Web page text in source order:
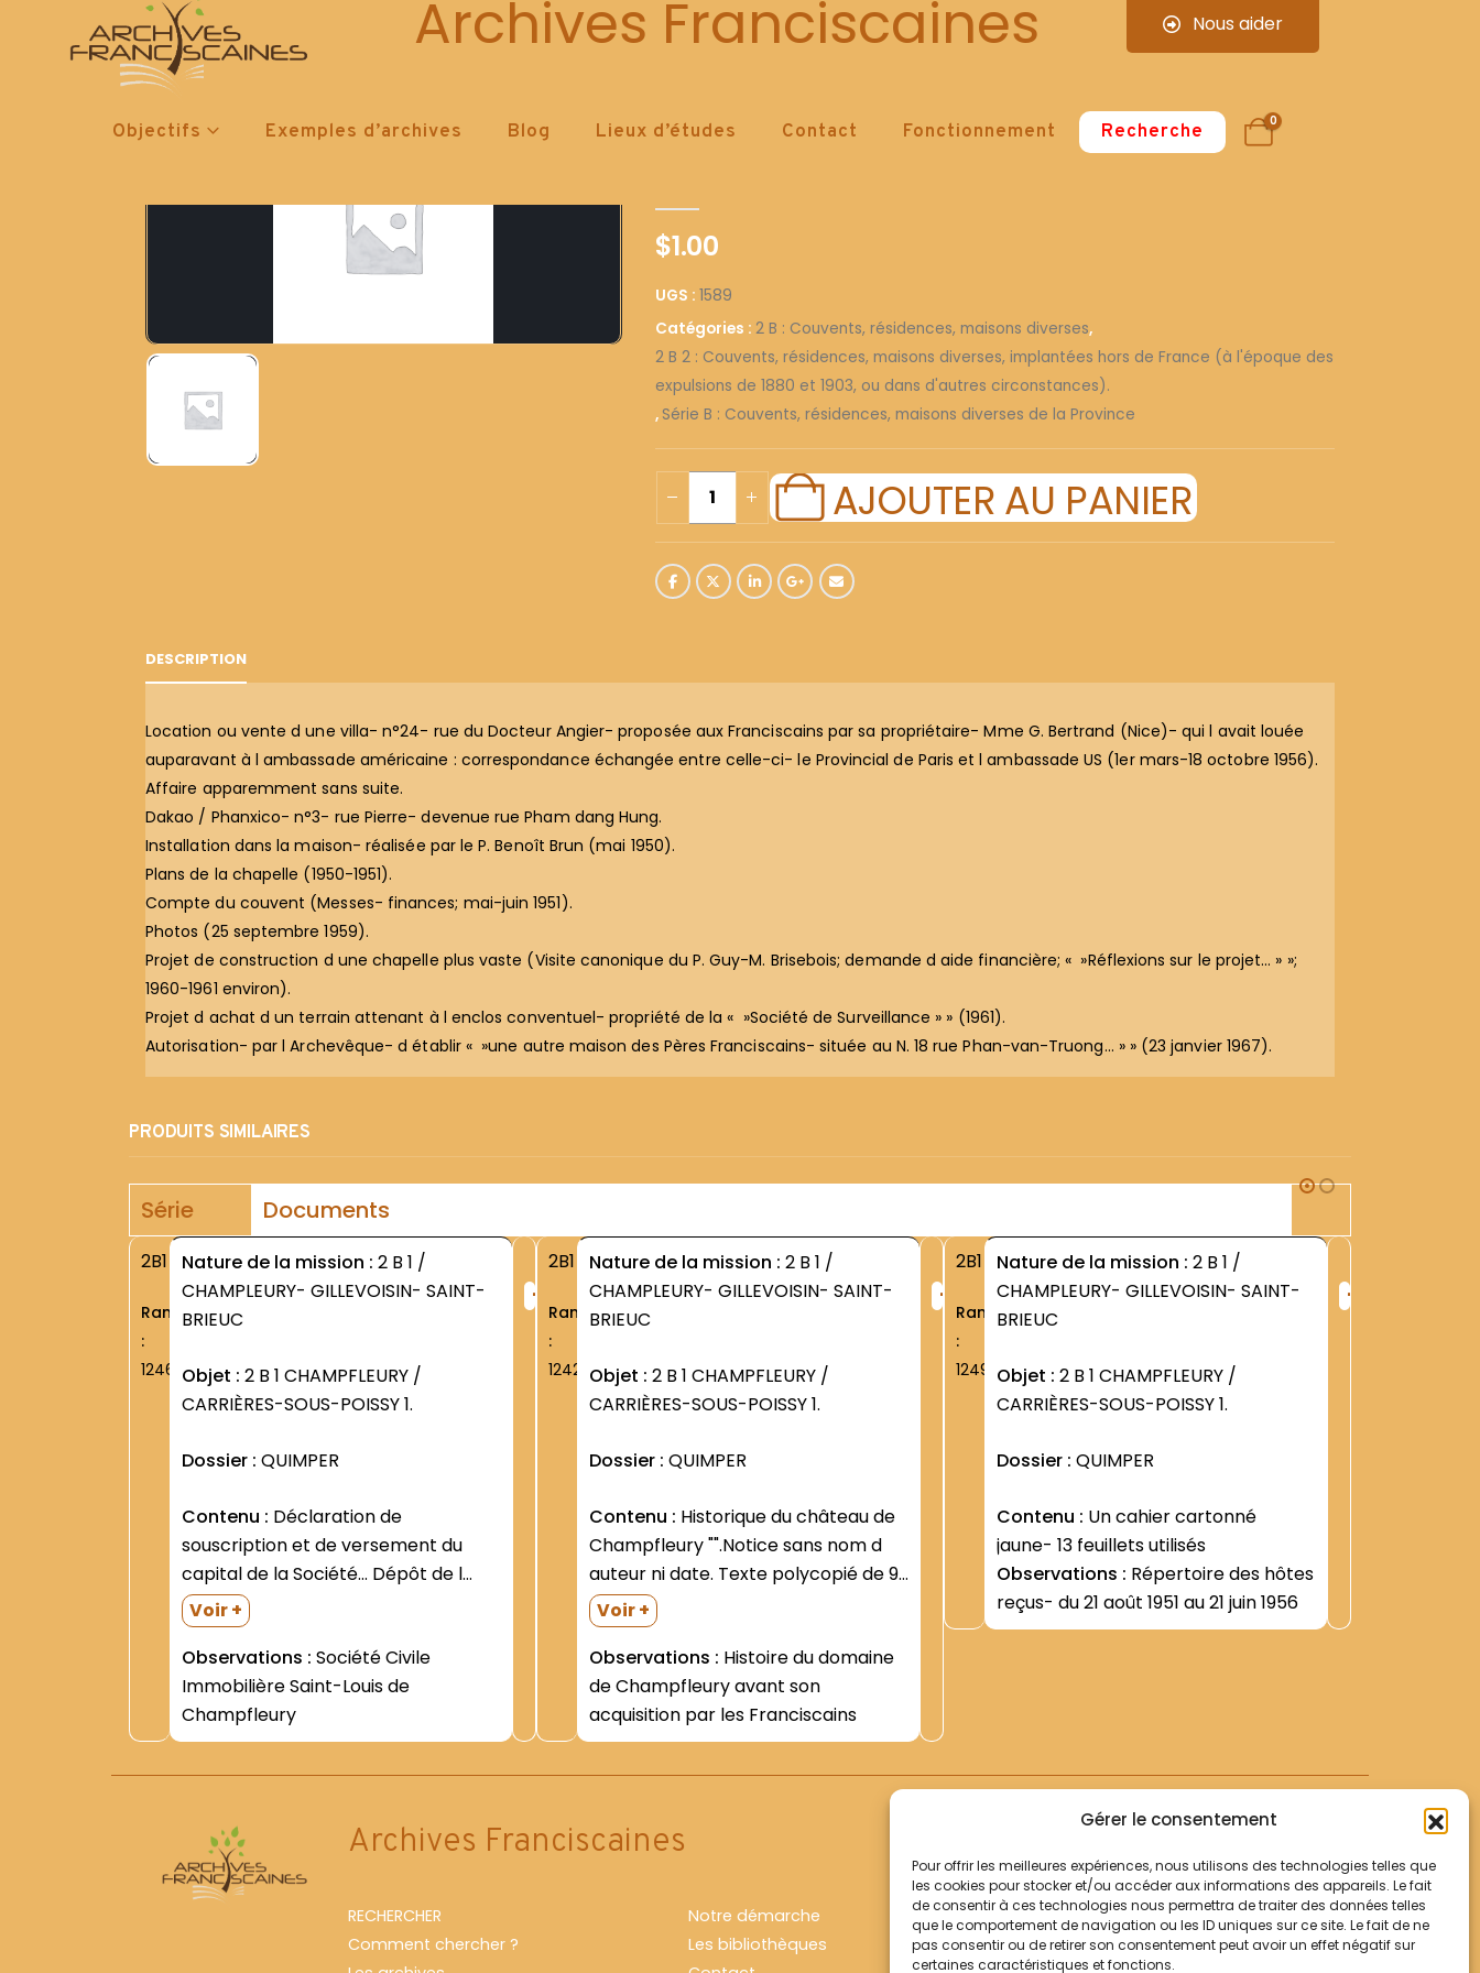
Gérer le consentement
Pour offrir les meilleures expériences, nous utilisons des technologies telles que
les cookies pour stocker et/ou accéder aux informations des appareils. Le fait
de consentir à ces technologies nous permettra de traiter des données telles
que le comportement de navigation ou les ID uniques sur ce site. Le fait de ne
pas consentir ou de retirer son consentement peut avoir un effet négatif sur
certaines caractéristiques et fonctions.
Archives Franciscaines Nous aider
Objectifs Exemples d’archives Blog Lieux d’études Contact Fonctionnement Recherche 0
1589
$1.00
UGS : 1589
Catégories : 2 B : Couvents, résidences, maisons diverses,
2 B 2 : Couvents, résidences, maisons diverses, implantées hors de France (à l'époque des
expulsions de 1880 et 1903, ou dans d'autres circonstances).
, Série B : Couvents, résidences, maisons diverses de la Province
AJOUTER AU PANIER
DESCRIPTION
Location ou vente d une villa- n°24- rue du Docteur Angier- proposée aux Franciscains par sa propriétaire- Mme G. Bertrand (Nice)- qui l avait louée
auparavant à l ambassade américaine : correspondance échangée entre celle-ci- le Provincial de Paris et l ambassade US (1er mars-18 octobre 1956).
Affaire apparemment sans suite.
Dakao / Phanxico- n°3- rue Pierre- devenue rue Pham dang Hung.
Installation dans la maison- réalisée par le P. Benoît Brun (mai 1950).
Plans de la chapelle (1950-1951).
Compte du couvent (Messes- finances; mai-juin 1951).
Photos (25 septembre 1959).
Projet de construction d une chapelle plus vaste (Visite canonique du P. Guy-M. Brisebois; demande d aide financière; « »Réflexions sur le projet… » »;
1960-1961 environ).
Projet d achat d un terrain attenant à l enclos conventuel- propriété de la « »Société de Surveillance » » (1961).
Autorisation- par l Archevêque- d établir « »une autre maison des Pères Franciscains- située au N. 18 rue Phan-van-Truong… » » (23 janvier 1967).
PRODUITS SIMILAIRES
Série Documents
2B1
Rang
:
1246
Nature de la mission : 2 B 1 /
CHAMPLEURY- GILLEVOISIN- SAINT-
BRIEUC
Objet : 2 B 1 CHAMPFLEURY /
CARRIÈRES-SOUS-POISSY 1.
Dossier : QUIMPER
Contenu :
souscription et de versement du
capital de la Société... Dépôt de l
Assemblée constitutive... "" (15
décembre 1933 - 17 janvier 1934) -
Statuts de la Société- publiés dans
Les Affiches versaillaises et du
département de Seine-et-Oise...-10e
année- n°96-...
Voir +
Observations : Société Civile
Immobilière Saint-Louis de
Champfleury
+
2B1
Rang
:
1242
Nature de la mission : 2 B 1 /
CHAMPLEURY- GILLEVOISIN- SAINT-
BRIEUC
Objet : 2 B 1 CHAMPFLEURY /
CARRIÈRES-SOUS-POISSY 1.
Dossier : QUIMPER
Contenu :
Champfleury "".Notice sans nom d
auteur ni date. Texte polycopié de 9
p- avec plusieurs duplicata
dactylographié. Cette notice fut
communiquée au P. Adalbert
HAMMAN par le P. Marie-Jean GALY-
en février 1992 -Ecoles Foyer de...
Voir +
Observations : Histoire du domaine
de Champfleury avant son
acquisition par les Franciscains
+
2B1
Rang
:
1249
Nature de la mission : 2 B 1 /
CHAMPLEURY- GILLEVOISIN- SAINT-
BRIEUC
Objet : 2 B 1 CHAMPFLEURY /
CARRIÈRES-SOUS-POISSY 1.
Dossier : QUIMPER
Contenu :
jaune- 13 feuillets utilisés
Observations : Répertoire des hôtes
reçus- du 21 août 1951 au 21 juin 1956
+
Archives Franciscaines
RECHERCHER
Comment chercher ?
Notre démarche
Les bibliothèques
Votre panier
Mentions légales